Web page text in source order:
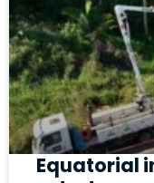
Equatorial